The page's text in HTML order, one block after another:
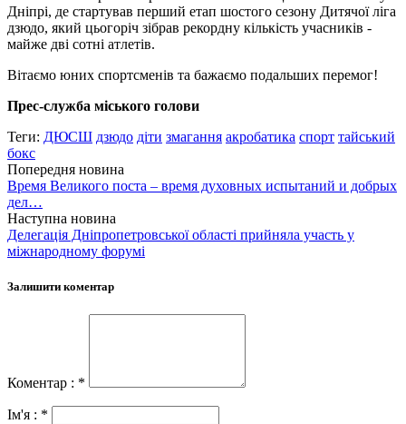
Дніпрі, де стартував перший етап шостого сезону Дитячої ліга
дзюдо, який цьогоріч зібрав рекордну кількість учасників -
майже дві сотні атлетів.
Вітаємо юних спортсменів та бажаємо подальших перемог!
Прес-служба міського голови
Теги: ДЮСШ дзюдо діти змагання акробатика спорт тайський
бокс
Попередня новина
Время Великого поста – время духовных испытаний и добрых
дел…
Наступна новина
Делегація Дніпропетровської області прийняла участь у
міжнародному форумі
Залишити коментар
Коментар : *
Ім'я : *